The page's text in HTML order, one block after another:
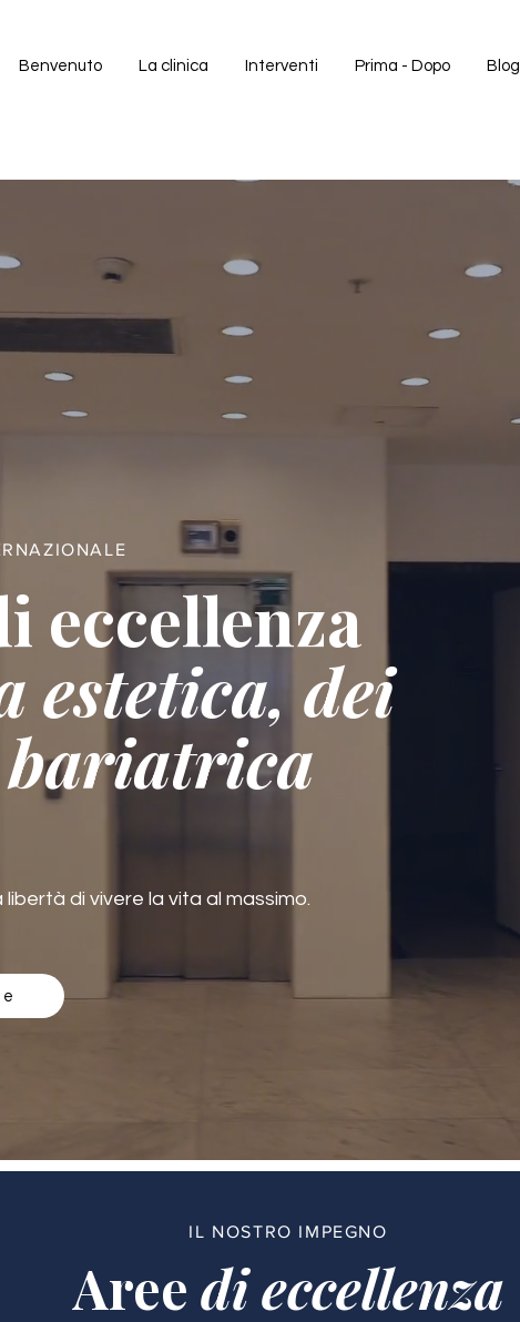
Benvenuto La clinica Interventi Prima - Dopo Blog
eccellenza
estetica, dei
di vivere la vita al massimo.
IL NOSTRO IMPEGNO
Aree di eccellenza